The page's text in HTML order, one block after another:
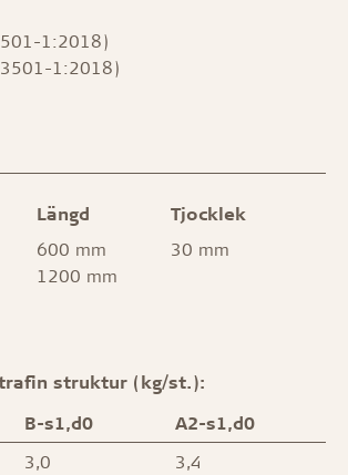
1:2018)
1:2018)
Längd
600 mm
1200 mm
Tjocklek
30 mm
struktur (kg/st.):
B-s1,d0
A2-s1,d0
3,0
3,4